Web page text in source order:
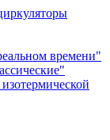
времени"